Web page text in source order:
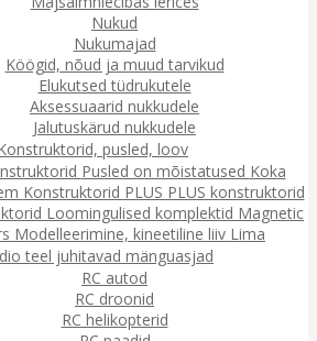
Nukud
Nukumajad
Köögid, nõud ja muud tarvikud
Elukutsed tüdrukutele
Aksessuaarid nukkudele
Jalutuskärud nukkudele
pusled, loov
Pusled on mõistatused Koka
Konstruktorid PLUS PLUS konstruktorid
Loomingulised komplektid Magnetic
Modelleerimine, kineetiline liiv Lima
teel juhitavad mänguasjad
RC autod
RC droonid
RC helikopterid